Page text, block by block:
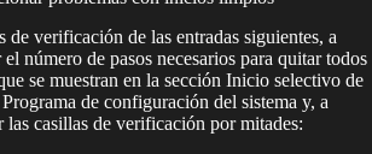
de verificación de las entradas siguientes, a
número de pasos necesarios para quitar todos
se muestran en la sección Inicio selectivo de
de configuración del sistema y, a
las casillas de verificación por mitades: